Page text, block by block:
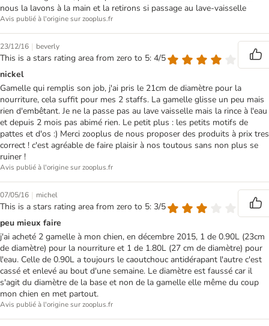
nous la lavons à la main et la retirons si passage au lave-vaisselle
Avis publié à l'origine sur zooplus.fr
23/12/16 | beverly
This is a stars rating area from zero to 5: 4/5
nickel
Gamelle qui remplis son job, j'ai pris le 21cm de diamètre pour la
nourriture, cela suffit pour mes 2 staffs. La gamelle glisse un peu mais
rien d'embêtant. Je ne la passe pas au lave vaisselle mais la rince à l'eau
et depuis 2 mois pas abimé rien. Le petit plus : les petits motifs de
pattes et d'os :) Merci zooplus de nous proposer des produits à prix tres
correct ! c'est agréable de faire plaisir à nos toutous sans non plus se
ruiner !
Avis publié à l'origine sur zooplus.fr
07/05/16 | michel
This is a stars rating area from zero to 5: 3/5
peu mieux faire
j'ai acheté 2 gamelle à mon chien, en décembre 2015, 1 de 0.90L (23cm
de diamètre) pour la nourriture et 1 de 1.80L (27 cm de diamètre) pour
l'eau. Celle de 0.90L a toujours le caoutchouc antidérapant l'autre c'est
cassé et enlevé au bout d'une semaine. Le diamètre est faussé car il
s'agit du diamètre de la base et non de la gamelle elle même du coup
mon chien en met partout.
Avis publié à l'origine sur zooplus.fr